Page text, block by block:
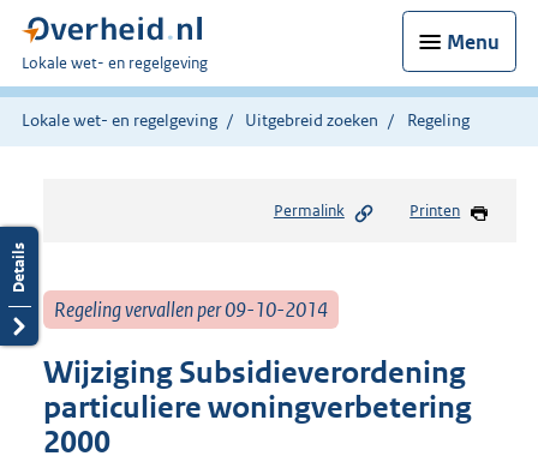
Menu
U
bent
hier:
Lokale wet- en regelgeving
Lokale wet- en regelgeving Uitgebreid zoeken Regeling
Permalink Printen
Regeling vervallen per 09-10-2014
Wijziging Subsidieverordening
particuliere woningverbetering
2000